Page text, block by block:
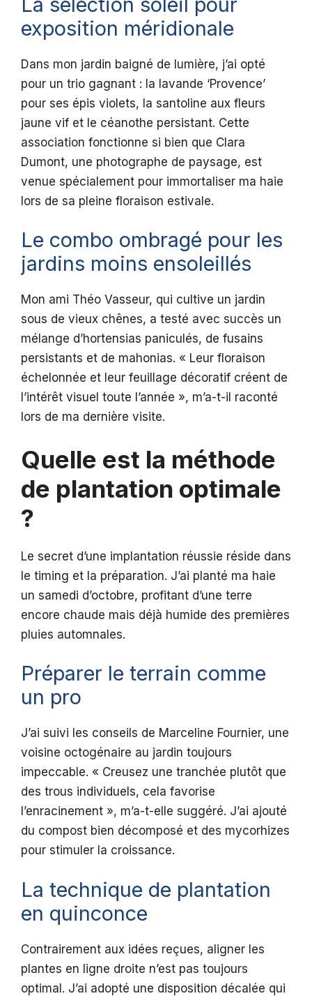
exposition méridionale
Dans mon jardin baigné de lumière, j’ai opté
pour un trio gagnant : la lavande ‘Provence’
pour ses épis violets, la santoline aux fleurs
jaune vif et le céanothe persistant. Cette
association fonctionne si bien que Clara
Dumont, une photographe de paysage, est
venue spécialement pour immortaliser ma haie
lors de sa pleine floraison estivale.
Le combo ombragé pour les
jardins moins ensoleillés
Mon ami Théo Vasseur, qui cultive un jardin
sous de vieux chênes, a testé avec succès un
mélange d’hortensias paniculés, de fusains
persistants et de mahonias. « Leur floraison
échelonnée et leur feuillage décoratif créent de
l’intérêt visuel toute l’année », m’a-t-il raconté
lors de ma dernière visite.
Quelle est la méthode
de plantation optimale
?
Le secret d’une implantation réussie réside dans
le timing et la préparation. J’ai planté ma haie
un samedi d’octobre, profitant d’une terre
encore chaude mais déjà humide des premières
pluies automnales.
Préparer le terrain comme
un pro
J’ai suivi les conseils de Marceline Fournier, une
voisine octogénaire au jardin toujours
impeccable. « Creusez une tranchée plutôt que
des trous individuels, cela favorise
l’enracinement », m’a-t-elle suggéré. J’ai ajouté
du compost bien décomposé et des mycorhizes
pour stimuler la croissance.
La technique de plantation
en quinconce
Contrairement aux idées reçues, aligner les
plantes en ligne droite n’est pas toujours
optimal. J’ai adopté une disposition décalée qui